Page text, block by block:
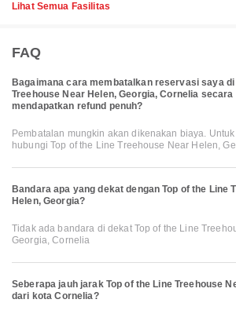
Lihat Semua Fasilitas
FAQ
Bagaimana cara membatalkan reservasi saya di
Treehouse Near Helen, Georgia, Cornelia
mendapatkan refund penuh?
Pembatalan mungkin akan dikenakan biaya.
hubungi Top of the Line Treehouse Near Helen,
Bandara apa yang dekat dengan Top of the Line
Helen, Georgia?
Tidak ada bandara di dekat Top of the Line
Georgia, Cornelia
Seberapa jauh jarak Top of the Line Treehouse
dari kota Cornelia?